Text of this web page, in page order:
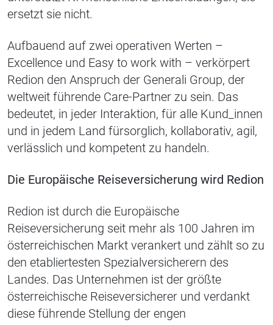
ersetzt sie nicht.
Aufbauend auf zwei operativen Werten –
Excellence und Easy to work with – verkörpert
Redion den Anspruch der Generali Group, der
weltweit führende Care-Partner zu sein. Das
bedeutet, in jeder Interaktion, für alle Kund_innen
und in jedem Land fürsorglich, kollaborativ, agil,
verlässlich und kompetent zu handeln.
Die Europäische Reiseversicherung wird Redion
Redion ist durch die Europäische
Reiseversicherung seit mehr als 100 Jahren im
österreichischen Markt verankert und zählt so zu
den etabliertesten Spezialversicherern des
Landes. Das Unternehmen ist der größte
österreichische Reiseversicherer und verdankt
diese führende Stellung der engen